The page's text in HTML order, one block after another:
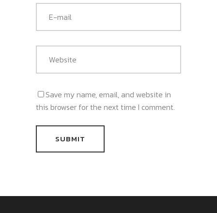
Save my name, email, and website in
this browser for the next time I comment.